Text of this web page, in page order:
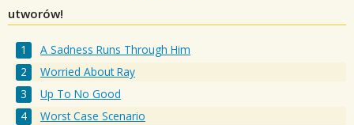
utworów!
A Sadness Runs Through Him
Worried About Ray
Up To No Good
Worst Case Scenario